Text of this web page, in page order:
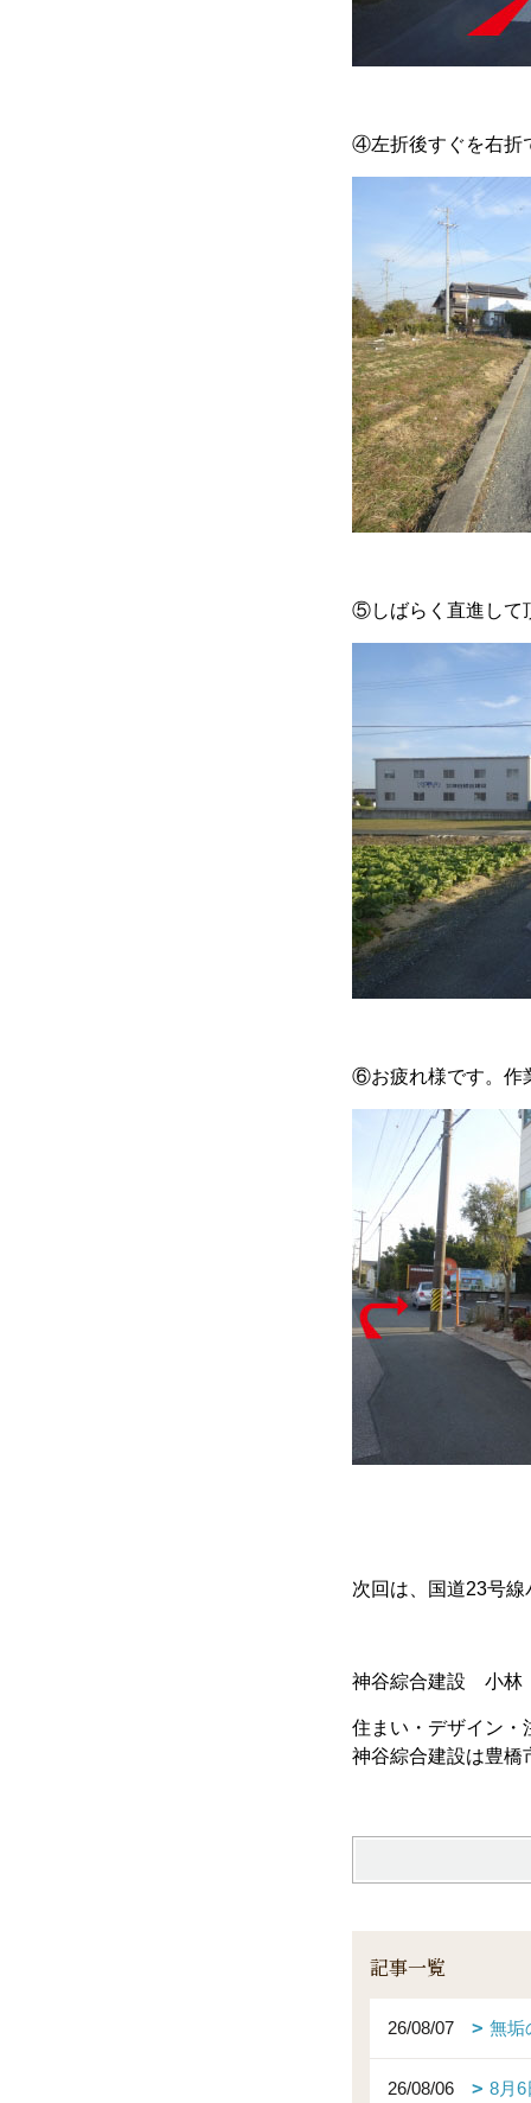
④左折後すぐを右折
⑤しばらく直進して
⑥お疲れ様です。作
次回は、国道23号
神谷綜合建設 小林
住まい・デザイン
神谷綜合建設は豊橋
記事一覧
26/08/07 無垢
26/08/06 8月